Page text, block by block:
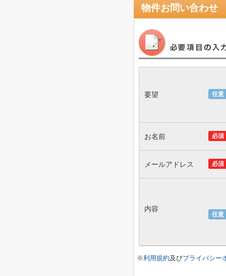
物件お問い合わせ
任意
要望
必須
お名前
必須
メールアドレス
任意
内容
※利用規約及びプライバシー